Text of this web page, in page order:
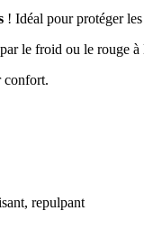
! Idéal pour protéger
le froid ou le rouge à
confort.
repulpant